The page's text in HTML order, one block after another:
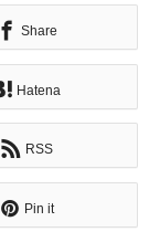
Share
Hatena
RSS
Pin it